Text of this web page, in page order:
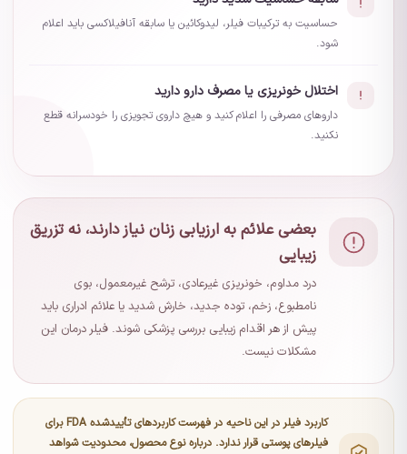
حساسیت به ترکیبات فیلر، لیدوکائین یا سابقه آنافیلاکسی باید اعلام
شود.
اختلال خونریزی یا مصرف دارو دارید
داروهای مصرفی را اعلام کنید و هیچ داروی تجویزی را خودسرانه قطع
نکنید.
بعضی علائم به ارزیابی زنان نیاز دارند، نه تزریق
زیبایی
درد مداوم، خونریزی غیرعادی، ترشح غیرمعمول، بوی
نامطبوع، زخم، توده جدید، خارش شدید یا علائم ادراری باید
پیش از هر اقدام زیبایی بررسی پزشکی شوند. فیلر درمان این
مشکلات نیست.
کاربرد فیلر در این ناحیه در فهرست کاربردهای تأییدشده FDA برای
فیلرهای پوستی قرار ندارد. درباره نوع محصول، محدودیت شواهد